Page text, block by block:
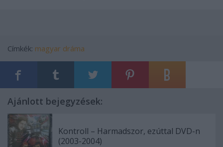
Címkék: magyar dráma
Ajánlott bejegyzések:
Kontroll – Harmadszor, ezúttal DVD-n
(2003-2004)